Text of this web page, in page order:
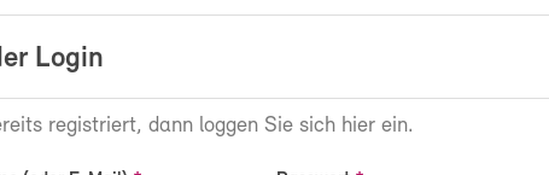
Login
registriert, dann loggen Sie sich hier ein.